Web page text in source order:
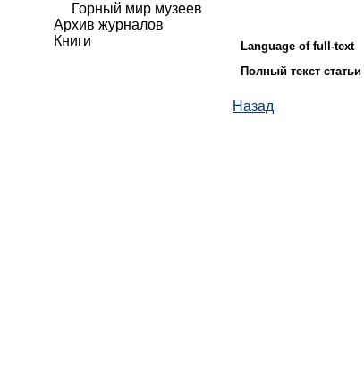
Language of full-text
Полный текст статьи
Назад
Горный мир музеев
Архив журналов
Книги